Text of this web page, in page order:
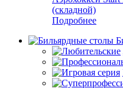
(складной)
Подробнее